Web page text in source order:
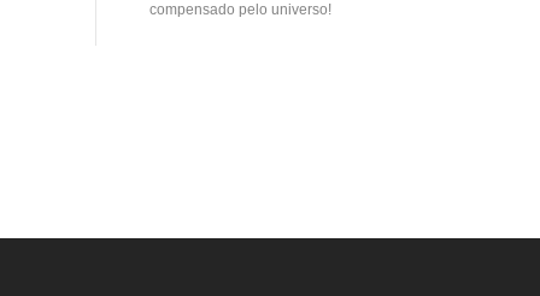
compensado pelo universo!